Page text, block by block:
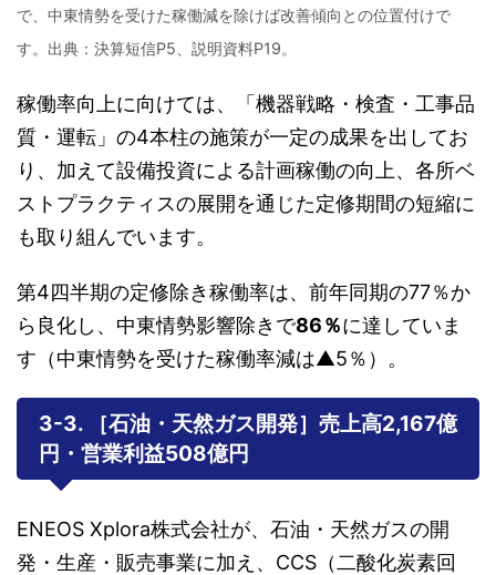
で、中東情勢を受けた稼働減を除けば改善傾向との位置付けで
す。出典：決算短信P5、説明資料P19。
稼働率向上に向けては、「機器戦略・検査・工事品
質・運転」の4本柱の施策が一定の成果を出してお
り、加えて設備投資による計画稼働の向上、各所ベ
ストプラクティスの展開を通じた定修期間の短縮に
も取り組んでいます。
第4四半期の定修除き稼働率は、前年同期の77％か
ら良化し、中東情勢影響除きで86％に達していま
す（中東情勢を受けた稼働率減は▲5％）。
3-3. ［石油・天然ガス開発］売上高2,167億
円・営業利益508億円
ENEOS Xplora株式会社が、石油・天然ガスの開
発・生産・販売事業に加え、CCS（二酸化炭素回